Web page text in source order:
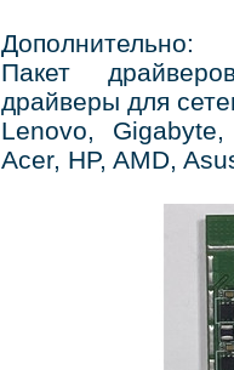
Дополнительно:
Пакет
драйверы для
Lenovo,
Acer, HP, AMD,